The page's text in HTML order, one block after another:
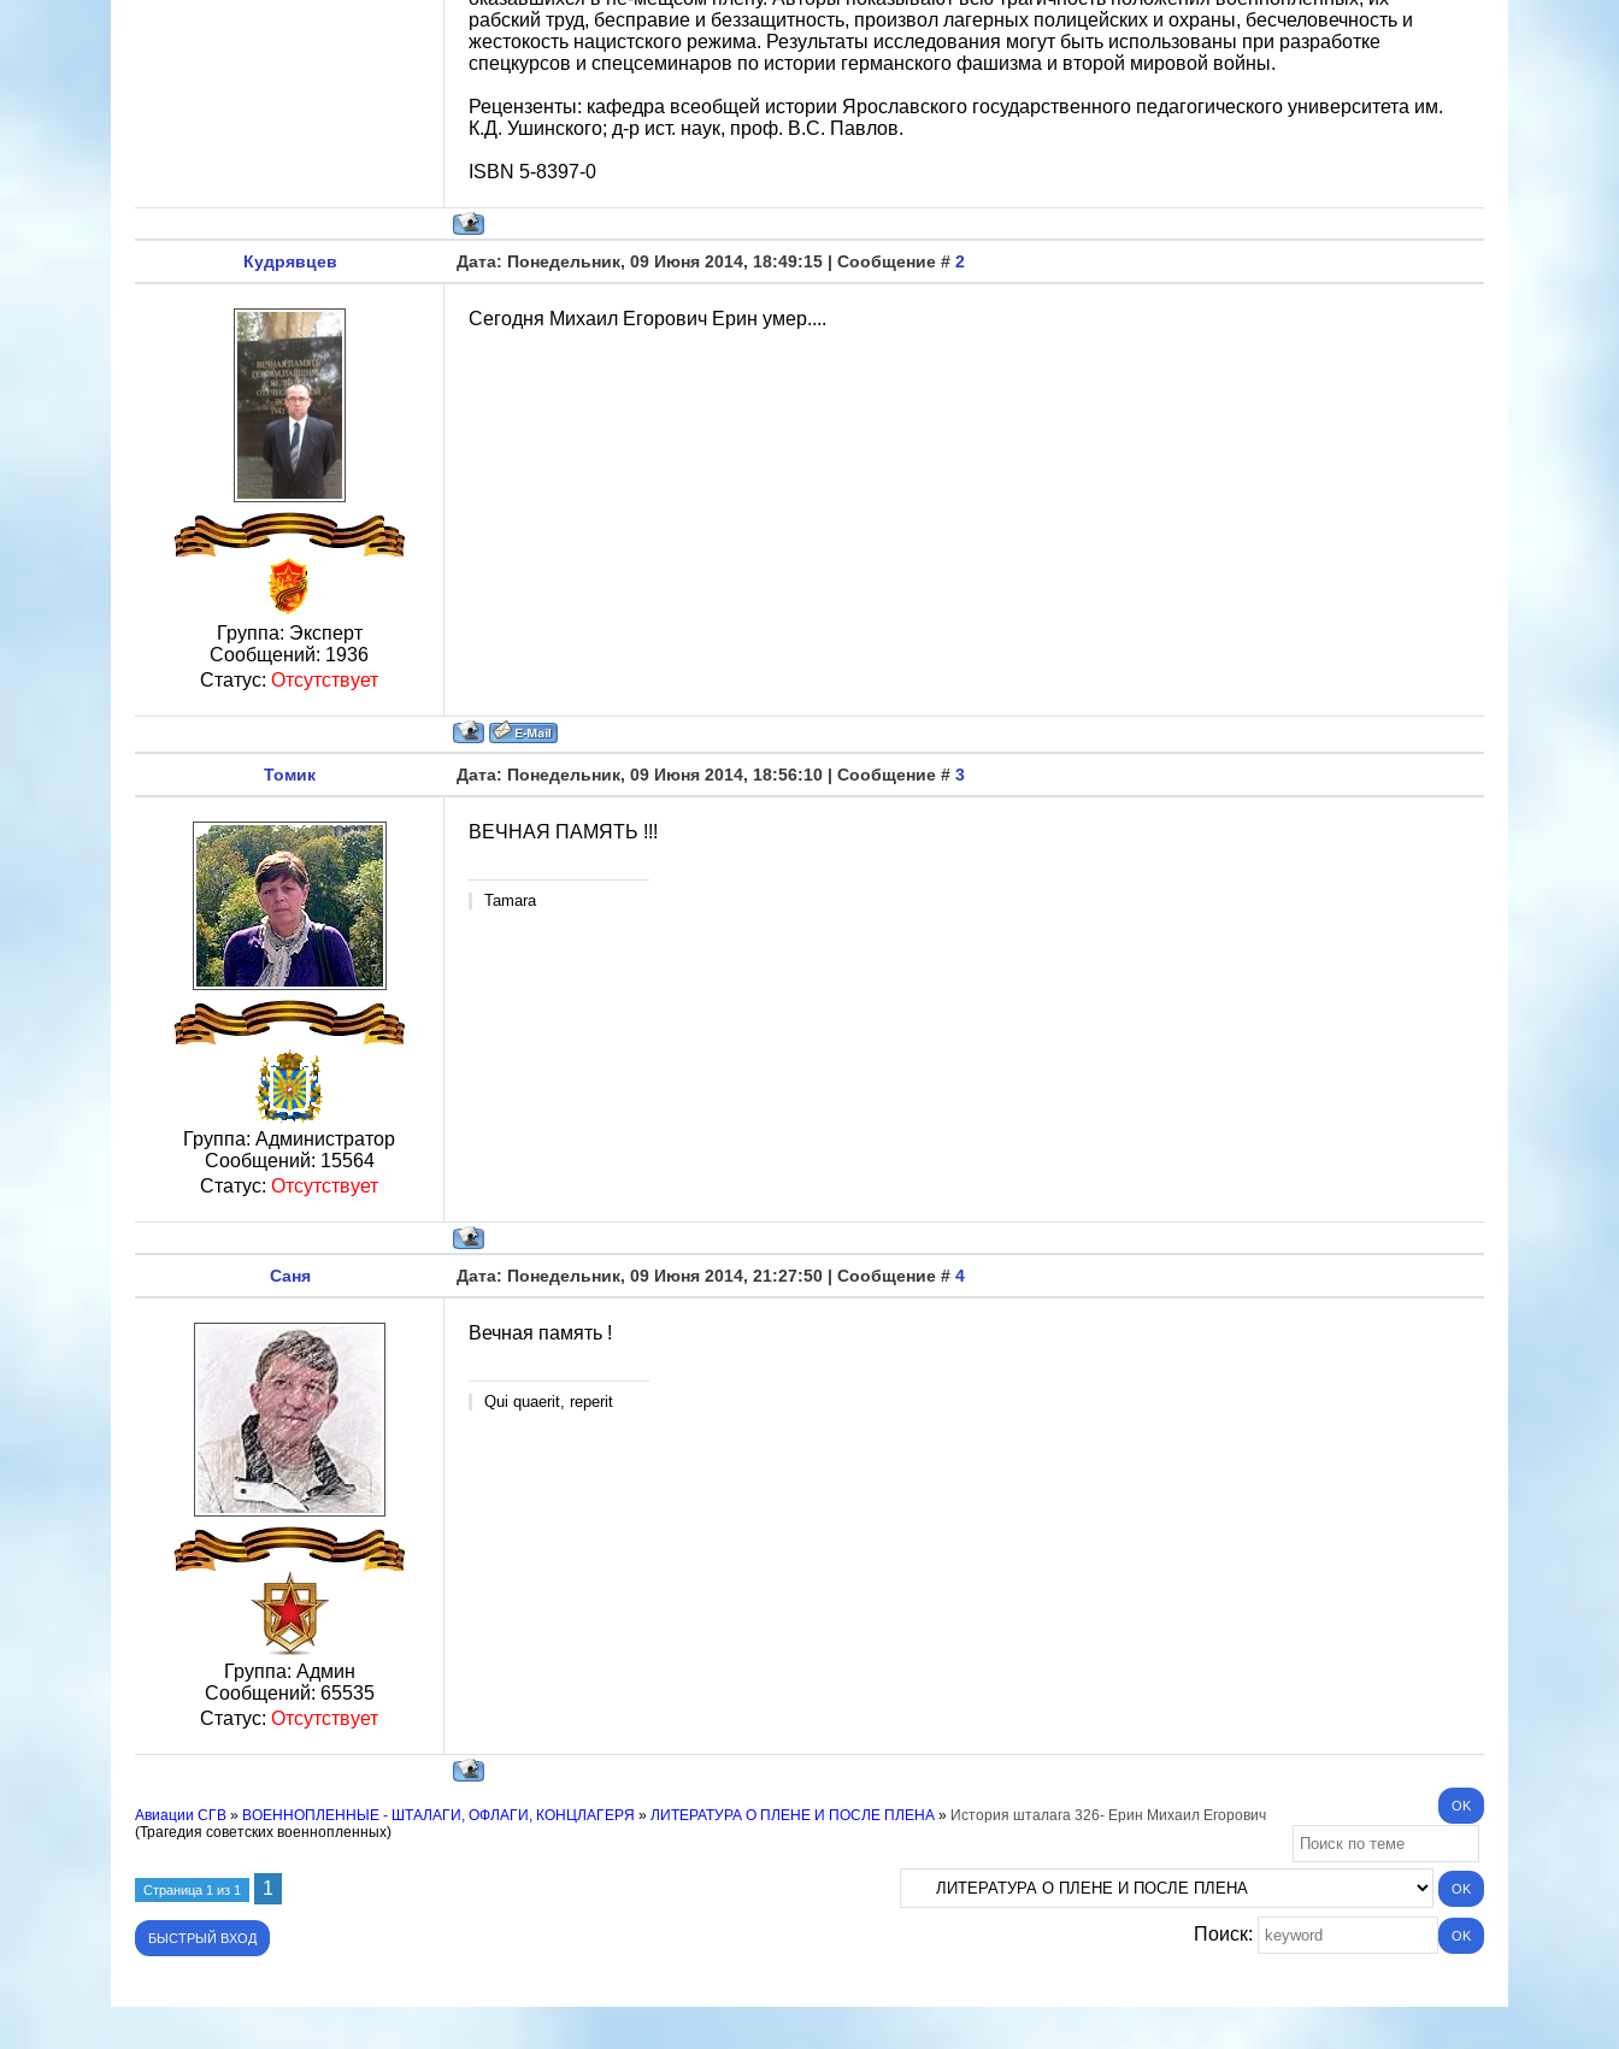
рабский труд, бесправие и беззащитность, произвол лагерных полицейских и охраны, бесчеловечность и
жестокость нацистского режима. Результаты исследования могут быть использованы при разработке
спецкурсов и спецсеминаров по истории германского фашизма и второй мировой войны.
Рецензенты: кафедра всеобщей истории Ярославского государственного педагогического университета им.
К.Д. Ушинского; д-р ист. наук, проф. B.C. Павлов.
ISBN 5-8397-0
Кудрявцев Дата: Понедельник, 09 Июня 2014, 18:49:15 | Сообщение # 2
Группа: Эксперт
Сообщений: 1936
Статус: Отсутствует
Сегодня Михаил Егорович Ерин умер....
Томик Дата: Понедельник, 09 Июня 2014, 18:56:10 | Сообщение # 3
Группа: Администратор
Сообщений: 15564
Статус: Отсутствует
ВЕЧНАЯ ПАМЯТЬ !!!
Tamara
Саня Дата: Понедельник, 09 Июня 2014, 21:27:50 | Сообщение # 4
Группа: Админ
Сообщений: 65535
Статус: Отсутствует
Вечная память !
Qui quaerit, reperit
Авиации СГВ » ВОЕННОПЛЕННЫЕ - ШТАЛАГИ, ОФЛАГИ, КОНЦЛАГЕРЯ » ЛИТЕРАТУРА О ПЛЕНЕ И ПОСЛЕ ПЛЕНА » История шталага 326- Ерин Михаил Егорович
(Трагедия советских военнопленных)
Страница 1 из 1 1
Поиск: